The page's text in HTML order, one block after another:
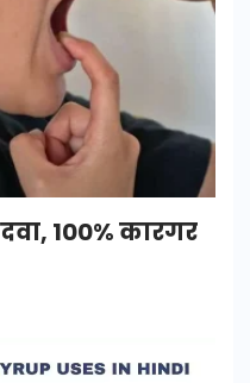
100% कारगर